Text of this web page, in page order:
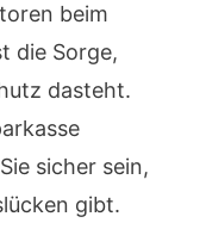
beim
die Sorge,
dasteht.
sicher sein,
gibt.